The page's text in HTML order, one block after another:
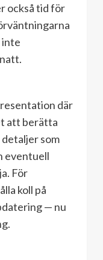
också tid för
inte
där
att berätta
detaljer som
eventuell
För
koll på
— nu